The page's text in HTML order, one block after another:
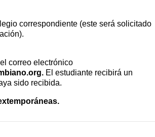
correspondiente (este será solicitado
correo electrónico
El estudiante recibirá un
sido recibida.